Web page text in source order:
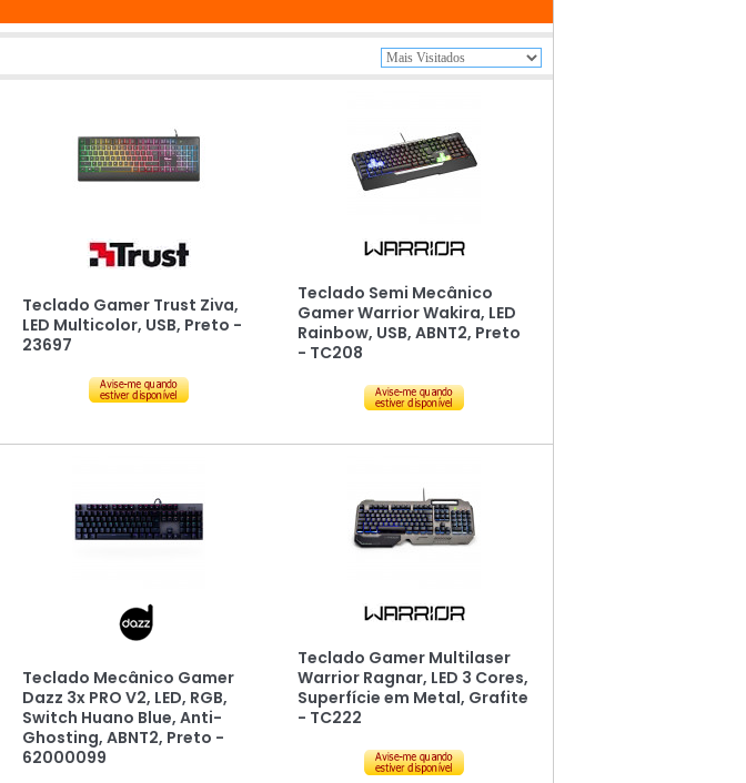
Teclado Gamer Trust Ziva,
LED Multicolor, USB, Preto -
23697
Teclado Semi Mecânico
Gamer Warrior Wakira, LED
Rainbow, USB, ABNT2, Preto
- TC208
Teclado Mecânico Gamer
Dazz 3x PRO V2, LED, RGB,
Switch Huano Blue, Anti-
Ghosting, ABNT2, Preto -
62000099
Teclado Gamer Multilaser
Warrior Ragnar, LED 3 Cores,
Superfície em Metal, Grafite
- TC222